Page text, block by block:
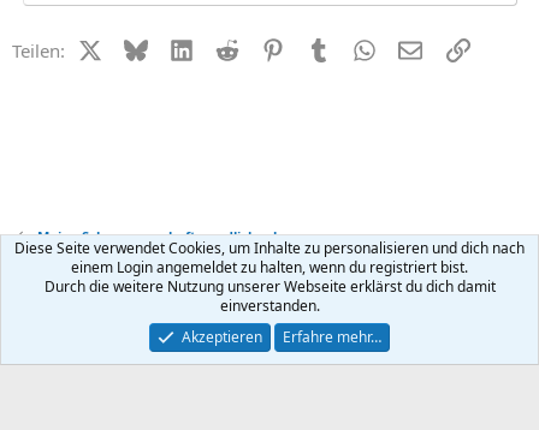
Teilen: X (Twitter)
BlueskyLinkedIn
Reddit PinterestTumblr WhatsApp
E-MailLink
Meine Schwangerschaft - endlich schwanger
Kontakt Nutzungsbedingungen Datenschutz Hilfe
R
Community platform by XenForo ® © 2010-2026 XenForo Ltd.
Diese Seite verwendet Cookies, um Inhalte zu personalisieren und dich nach
einem Login angemeldet zu halten, wenn du registriert bist.
Durch die weitere Nutzung unserer Webseite erklärst du dich damit
einverstanden.
Akzeptieren
Erfahre mehr…